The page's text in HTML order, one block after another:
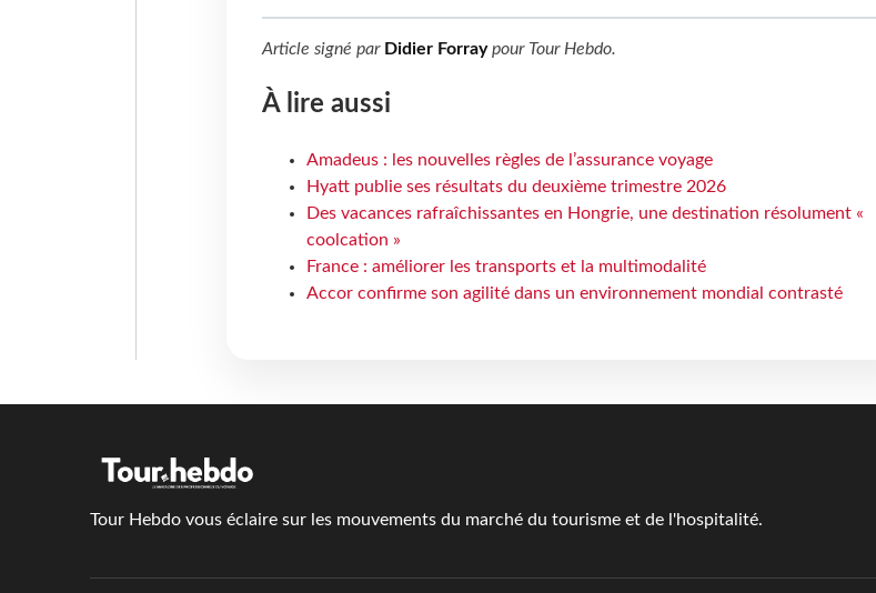
Article signé par Didier Forraypour Tour Hebdo.
À lire aussi
Amadeus : les nouvelles règles de l’assurance voyage
Hyatt publie ses résultats du deuxième trimestre 2026
Des vacances rafraîchissantes en Hongrie, une destination résolument «
coolcation »
France : améliorer les transports et la multimodalité
Accor confirme son agilité dans un environnement mondial contrasté
Tour Hebdo vous éclaire sur les mouvements du marché du tourisme et de l'hospitalité.